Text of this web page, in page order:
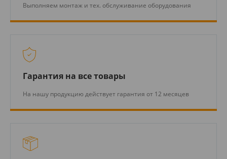
Выполняем монтаж и тех. обслуживание оборудования
Гарантия на все товары
На нашу продукцию действует гарантия от 12 месяцев